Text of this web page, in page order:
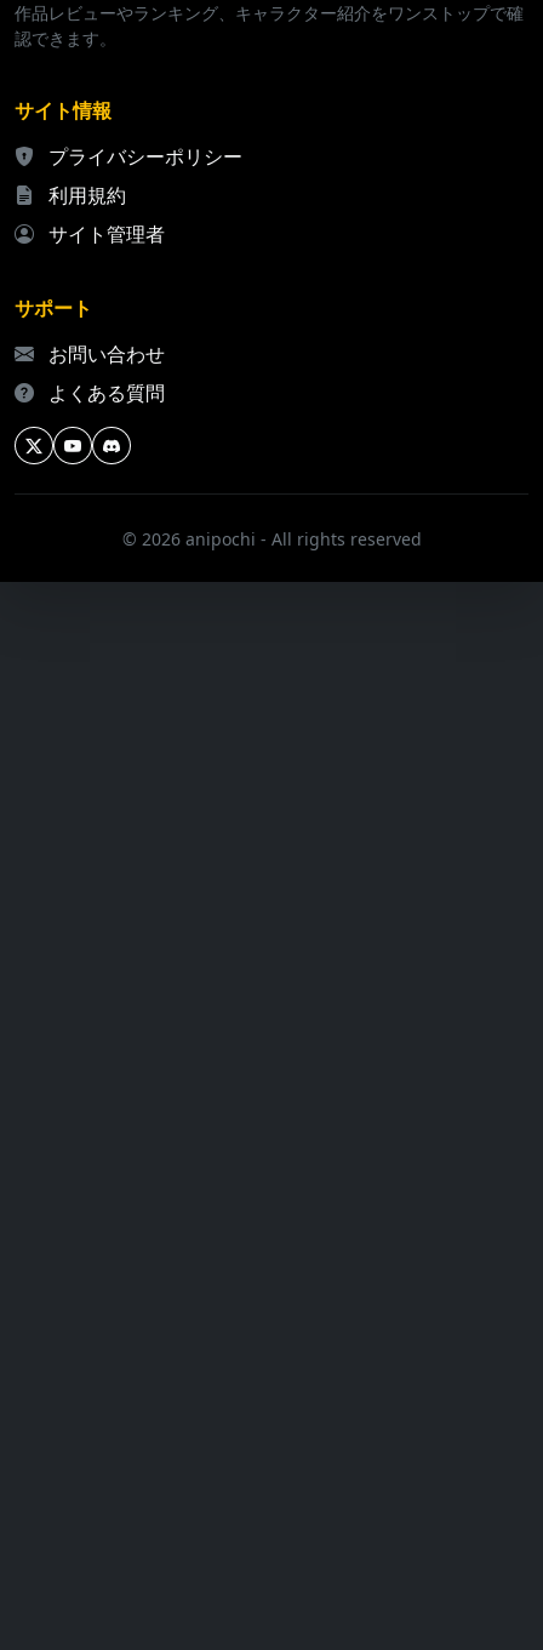
作品レビューやランキング、キャラクター紹介をワンストップで確
認できます。
サイト情報
プライバシーポリシー
利用規約
サイト管理者
サポート
お問い合わせ
よくある質問
© 2026 anipochi - All rights reserved